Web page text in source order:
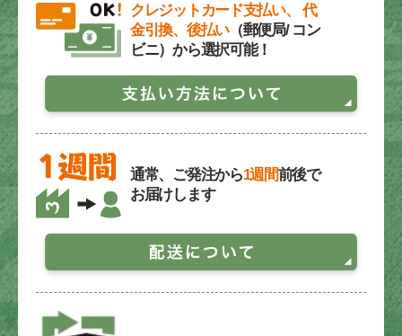
クレジットカード支払い、 代
金引換、後払い（郵便局/ コン
ビニ）から選択可能！
通常、ご発注から1週間前後で
お届けします